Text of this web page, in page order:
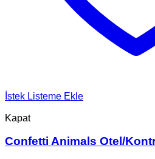
İstek Listeme Ekle
Kapat
Confetti Animals Otel/